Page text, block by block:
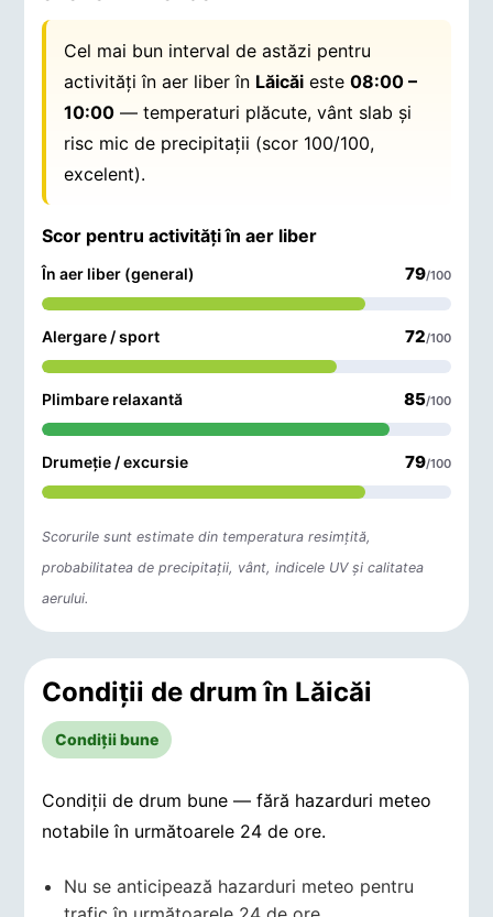
Cel mai bun interval de astăzi pentru
activități în aer liber în Lăicăi este08:00 –
10:00 — temperaturi plăcute, vânt slab și
risc mic de precipitații (scor 100/100,
excelent).
Scor pentru activități în aer liber
În aer liber (general) 79/100
Alergare / sport 72/100
Plimbare relaxantă 85/100
Drumeție / excursie 79/100
Scorurile sunt estimate din temperatura resimțită,
probabilitatea de precipitații, vânt, indicele UV și calitatea
aerului.
Condiții de drum în Lăicăi
Condiții bune
Condiții de drum bune — fără hazarduri meteo
notabile în următoarele 24 de ore.
Nu se anticipează hazarduri meteo pentru